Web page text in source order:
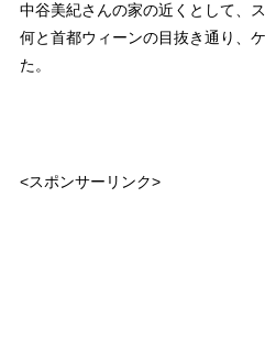
中谷美紀さんの家の近くとして、
何と首都ウィーンの目抜き通り、
た。
<スポンサーリンク>